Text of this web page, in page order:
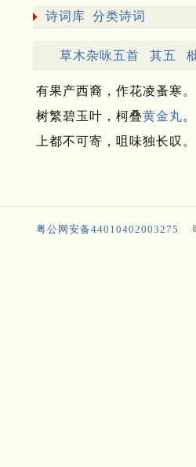
诗词库 分类诗词
草木杂咏五首 其五
有果产西裔，作花凌蚤寒。
树繁碧玉叶，柯叠黄金丸。
上都不可寄，咀味独长叹。
粤公网安备44010402003275